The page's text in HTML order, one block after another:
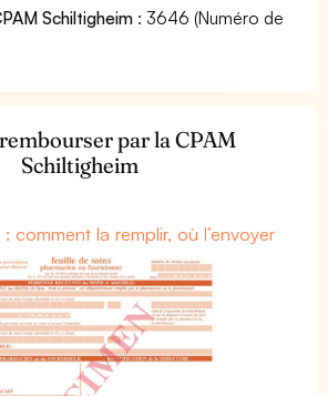
Schiltigheim : 3646 (Numéro de
par la CPAM
Schiltigheim
comment la remplir, où l’envoyer